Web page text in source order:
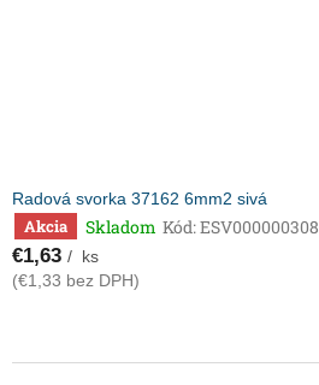
Radová svorka 37162 6mm2 sivá
Akcia Skladom Kód:ESV000000308
€1,63 / ks
(€1,33 bez DPH)